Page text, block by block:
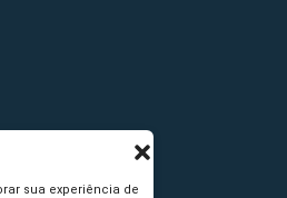
sua experiência de